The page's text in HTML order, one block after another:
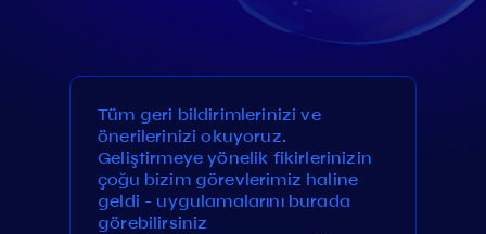
Tüm geri bildirimlerinizi ve
önerilerinizi okuyoruz.
Geliştirmeye yönelik fikirlerinizin
çoğu bizim görevlerimiz haline
geldi - uygulamalarını burada
görebilirsiniz